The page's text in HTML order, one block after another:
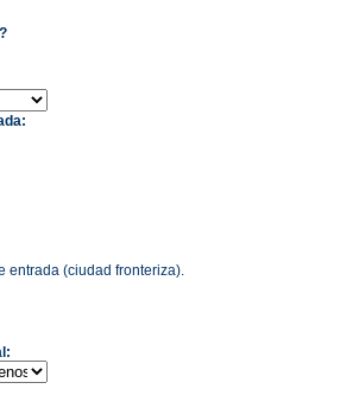
entrada (ciudad fronteriza).